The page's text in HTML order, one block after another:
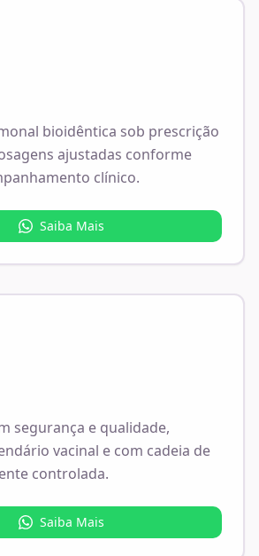
bioidêntica sob prescrição
ajustadas conforme
clínico.
Saiba Mais
segurança e qualidade,
vacinal e com cadeia de
controlada.
Saiba Mais